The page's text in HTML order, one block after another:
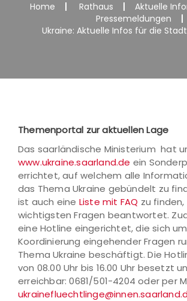
Home Rathaus
Aktuelle
Pressemeldungen
Ukraine: Aktuelle Infos für die
Themenportal zur aktuellen Lage
Das saarländische Ministerium hat
www.ukraine.saarland.de ein
errichtet, auf welchem alle
das Thema Ukraine gebündelt zu
ist auch eine Liste mit FAQ zu
wichtigsten Fragen beantwortet.
eine Hotline eingerichtet, die sich
Koordinierung eingehender Fragen
Thema Ukraine beschäftigt. Die
von 08.00 Uhr bis 16.00 Uhr besetzt
erreichbar: 0681/501-4204 oder per